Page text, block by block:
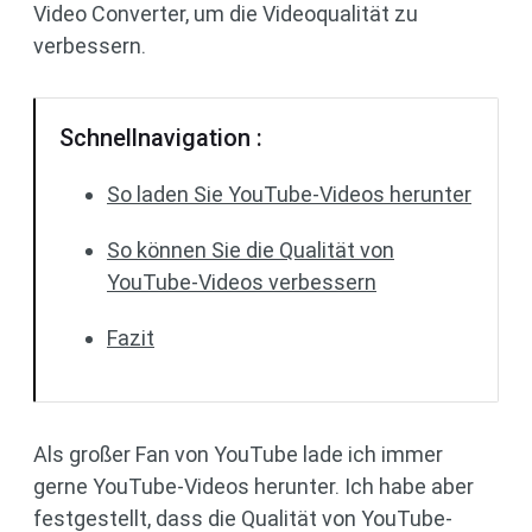
Video Converter, um die Videoqualität zu
verbessern.
Schnellnavigation :
So laden Sie YouTube-Videos herunter
So können Sie die Qualität von
YouTube-Videos verbessern
Fazit
Als großer Fan von YouTube lade ich immer
gerne YouTube-Videos herunter. Ich habe aber
festgestellt, dass die Qualität von YouTube-